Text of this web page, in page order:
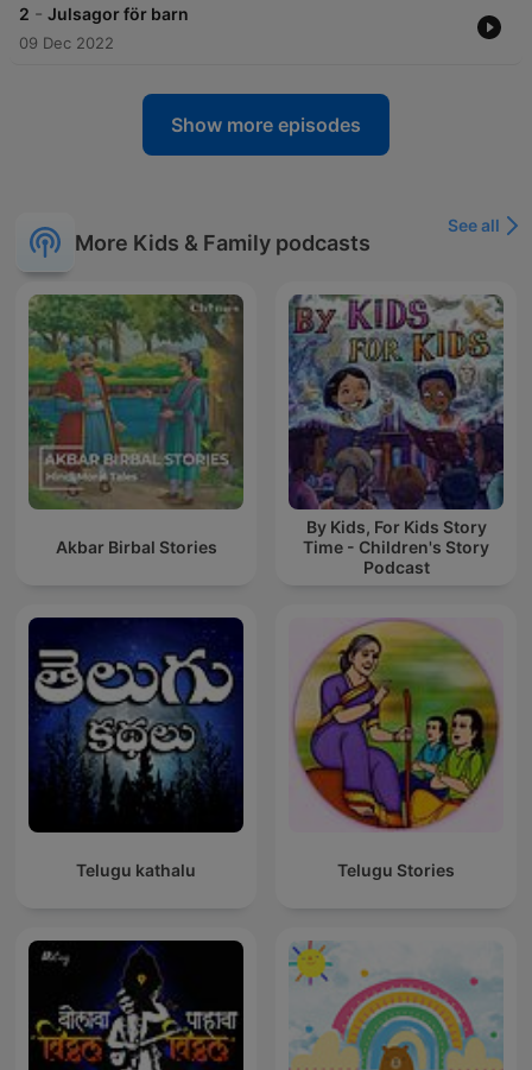
2 - Julsagor för barn
09 Dec 2022
Show more episodes
More Kids & Family podcasts
See all
Akbar Birbal Stories
By Kids, For Kids Story
Time - Children's Story
Podcast
Telugu kathalu Telugu Stories